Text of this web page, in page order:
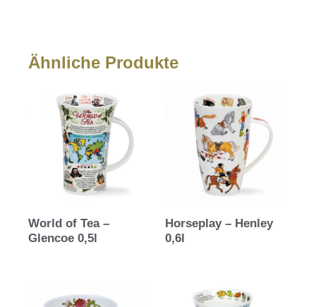
Ähnliche Produkte
World of Tea –
Glencoe 0,5l
Horseplay – Henley
0,6l